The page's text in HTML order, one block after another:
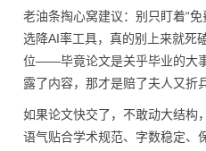
老油条掏心窝建议：别只盯着“免
选降AI率工具，真的别上来就死
位——毕竟论文是关乎毕业的大
露了内容，那才是赔了夫人又折
如果论文快交了，不敢动大结构
语气贴合学术规范、字数稳定、